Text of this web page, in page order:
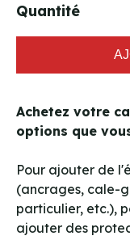
Quantité
Achetez votre
options que
Pour ajouter de
(ancrages, cale-
particulier, etc.),
ajouter des